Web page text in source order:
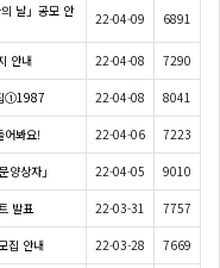
날」공모 안
22-04-09 6891
안내 22-04-08 7290
①1987 22-04-08 8041
어봐요! 22-04-06 7223
양상자」 22-04-05 9010
발표 22-03-31 7757
집 안내 22-03-28 7669